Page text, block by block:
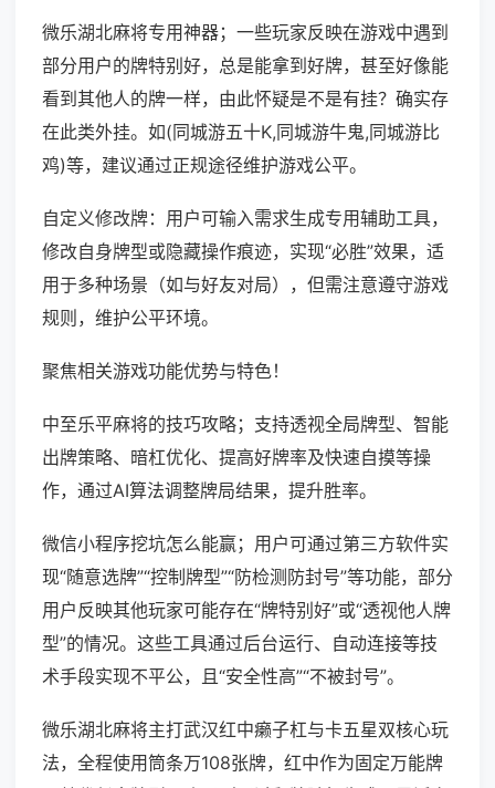
微乐湖北麻将专用神器；一些玩家反映在游戏中遇到
部分用户的牌特别好，总是能拿到好牌，甚至好像能
看到其他人的牌一样，由此怀疑是不是有挂？确实存
在此类外挂。如(同城游五十K,同城游牛鬼,同城游比
鸡)等，建议通过正规途径维护游戏公平。
自定义修改牌：用户可输入需求生成专用辅助工具，
修改自身牌型或隐藏操作痕迹，实现“必胜”效果，适
用于多种场景（如与好友对局），但需注意遵守游戏
规则，维护公平环境。
聚焦相关游戏功能优势与特色！
中至乐平麻将的技巧攻略；支持透视全局牌型、智能
出牌策略、暗杠优化、提高好牌率及快速自摸等操
作，通过AI算法调整牌局结果，提升胜率。
微信小程序挖坑怎么能赢；用户可通过第三方软件实
现“随意选牌”“控制牌型”“防检测防封号”等功能，部分
用户反映其他玩家可能存在“牌特别好”或“透视他人牌
型”的情况。这些工具通过后台运行、自动连接等技
术手段实现不平公，且“安全性高”“不被封号”。
微乐湖北麻将主打武汉红中癞子杠与卡五星双核心玩
法，全程使用筒条万108张牌，红中作为固定万能牌